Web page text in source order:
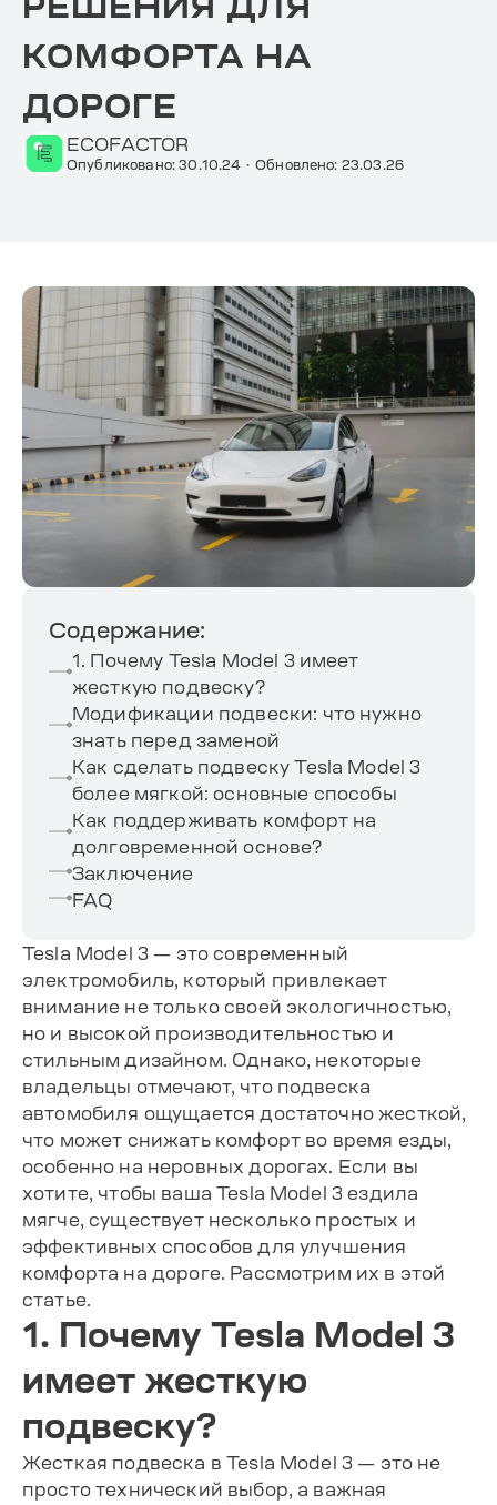
КОМФОРТА НА
ДОРОГЕ
ECOFACTOR
Опубликовано: 30.10.24 · Обновлено: 23.03.26
Содержание:
1. Почему Tesla Model 3 имеет
жесткую подвеску?
Модификации подвески: что нужно
знать перед заменой
Как сделать подвеску Tesla Model 3
более мягкой: основные способы
Как поддерживать комфорт на
долговременной основе?
Заключение
FAQ
Tesla Model 3 — это современный
электромобиль, который привлекает
внимание не только своей экологичностью,
но и высокой производительностью и
стильным дизайном. Однако, некоторые
владельцы отмечают, что подвеска
автомобиля ощущается достаточно жесткой,
что может снижать комфорт во время езды,
особенно на неровных дорогах. Если вы
хотите, чтобы ваша Tesla Model 3 ездила
мягче, существует несколько простых и
эффективных способов для улучшения
комфорта на дороге. Рассмотрим их в этой
статье.
1. Почему Tesla Model 3
имеет жесткую
подвеску?
Жесткая подвеска в Tesla Model 3 — это не
просто технический выбор, а важная